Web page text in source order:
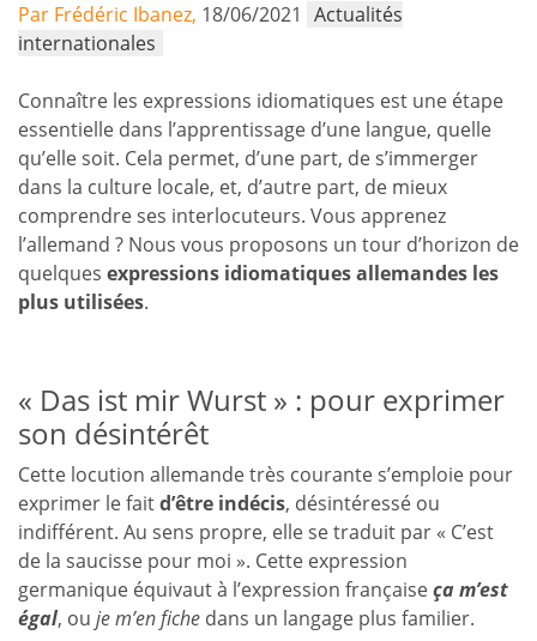
Par Frédéric Ibanez, 18/06/2021 Actualités
internationales
Connaître les expressions idiomatiques est une étape
essentielle dans l’apprentissage d’une langue, quelle
qu’elle soit. Cela permet, d’une part, de s’immerger
dans la culture locale, et, d’autre part, de mieux
comprendre ses interlocuteurs. Vous apprenez
l’allemand ? Nous vous proposons un tour d’horizon de
quelques expressions idiomatiques allemandes les
plus utilisées.
« Das ist mir Wurst » : pour exprimer
son désintérêt
Cette locution allemande très courante s’emploie pour
exprimer le faitd’être indécis, désintéressé ou
indifférent. Au sens propre, elle se traduit par « C’est
de la saucisse pour moi ». Cette expression
germanique équivaut à l’expression françaiseça m’est
égal, ou je m’en fiche dans un langage plus familier.